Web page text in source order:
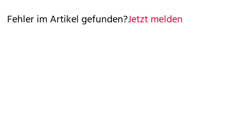
Fehler im Artikel gefunden?Jetzt melden